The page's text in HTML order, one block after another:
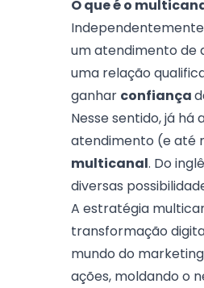
O que é o
umatendimento de
uma relação
ganhar confiança
Nesse sentido, já
atendimento (e até
multicanal. Do
diversas
A estratégia
transformação
mundo do
ações, moldando o